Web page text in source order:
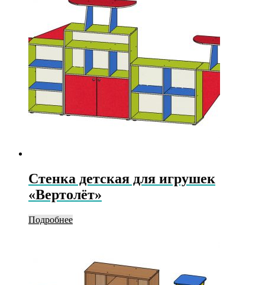
Стенка детская для игрушек
«Вертолёт»
Подробнее